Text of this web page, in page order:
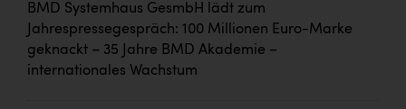
BMD Systemhaus GesmbH lädt zum
Jahrespressegespräch: 100 Millionen Euro-Marke
geknackt – 35 Jahre BMD Akademie –
internationales Wachstum